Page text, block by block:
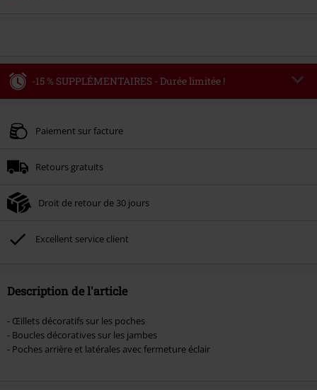
-15 % SUPPLÉMENTAIRES - Durée limitée !
Valable jusqu'au 09/08/2026
Une fois le code saisi, la réduction sera automatiquement déduite à la fin de
Non cumulable avec dautres promotions. Non valable sur : les livres, les
Broilers, Die Ärzte, Die Toten Hosen, Metality, les bons d'achat et les articles
incluant un don.
Paiement sur facture
Retours gratuits
Droit de retour de 30 jours
Excellent service client
Description de l'article
- Œillets décoratifs sur les poches
- Boucles décoratives sur les jambes
- Poches arrière et latérales avec fermeture éclair